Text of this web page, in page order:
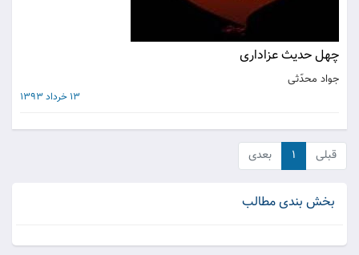
چهل حديث عزادارى
جواد محدّثى
13 خرداد 1393
قبلی ۱ بعدی
بخش بندی مطالب